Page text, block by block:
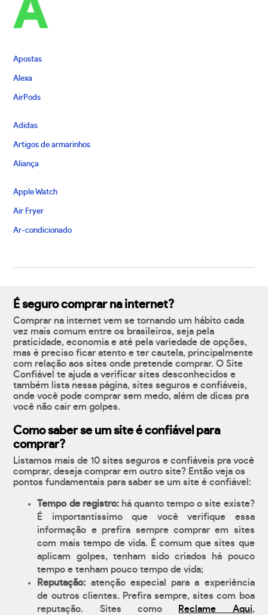
A
Apostas
Alexa
AirPods
Adidas
Artigos de armarinhos
Aliança
Apple Watch
Air Fryer
Ar-condicionado
É seguro comprar na internet?
Comprar na internet vem se tornando um hábito cada
vez mais comum entre os brasileiros, seja pela
praticidade, economia e até pela variedade de opções,
mas é preciso ficar atento e ter cautela, principalmente
com relação aos sites onde pretende comprar. O Site
Confiável te ajuda a verificar sites desconhecidos e
também lista nessa página, sites seguros e confiáveis,
onde você pode comprar sem medo, além de dicas pra
você não cair em golpes.
Como saber se um site é confiável para
comprar?
Listamos mais de 10 sites seguros e confiáveis pra você
comprar, deseja comprar em outro site? Então veja os
pontos fundamentais para saber se um site é confiável:
Tempo de registro:há quanto tempo o site existe?
É importantíssimo que você verifique essa
informação e prefira sempre comprar em sites
com mais tempo de vida. É comum que sites que
aplicam golpes, tenham sido criados há pouco
tempo e tenham pouco tempo de vida;
Reputação: atenção especial para a experiência
de outros clientes. Prefira sempre, sites com boa
reputação. Sites como
Reclame Aqui,